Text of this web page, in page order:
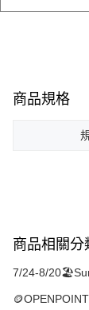
商品規格
商品相關分
7/24-8/